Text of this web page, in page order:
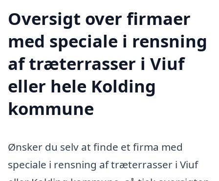
Oversigt over firmaer
med speciale i rensning
af træterrasser i Viuf
eller hele Kolding
kommune
Ønsker du selv at finde et firma med
speciale i rensning af træterrasser i Viuf